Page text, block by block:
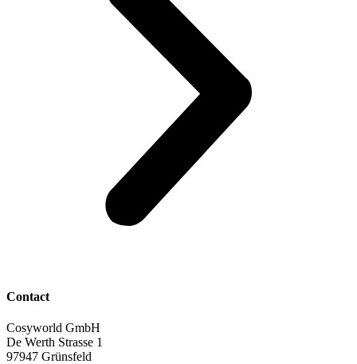
Contact
Cosyworld GmbH
De Werth Strasse 1
97947 Grünsfeld